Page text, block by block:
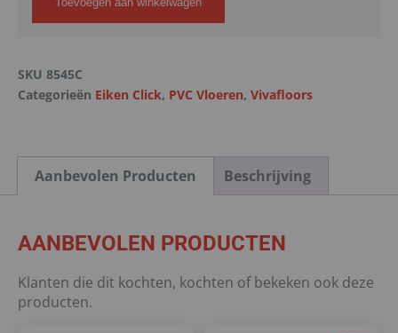
SKU 8545C
Categorieën Eiken Click, PVC Vloeren, Vivafloors
Aanbevolen Producten Beschrijving
AANBEVOLEN PRODUCTEN
Klanten die dit kochten, kochten of bekeken ook deze
producten.